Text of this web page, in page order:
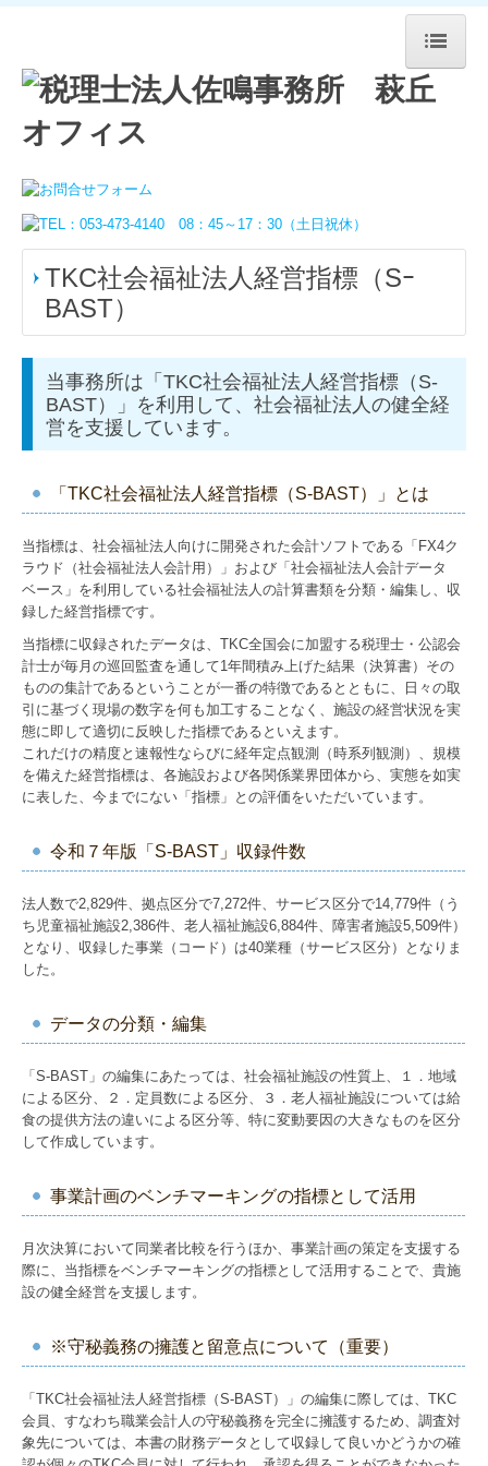
ホーム
事務所案内
メッセージ
経営コンサル
創業支援
事業承継
TKCシステムのご紹介
お問合せ
TKC社会福祉法人経営指標（Sｰ
BAST）
当事務所は「TKC社会福祉法人経営指標（S-
BAST）」を利用して、社会福祉法人の健全経
営を支援しています。
「TKC社会福祉法人経営指標（S-BAST）」とは
当指標は、社会福祉法人向けに開発された会計ソフトである「FX4ク
ラウド（社会福祉法人会計用）」および「社会福祉法人会計データ
ベース」を利用している社会福祉法人の計算書類を分類・編集し、収
録した経営指標です。
当指標に収録されたデータは、TKC全国会に加盟する税理士・公認会
計士が毎月の巡回監査を通して1年間積み上げた結果（決算書）その
ものの集計であるということが一番の特徴であるとともに、日々の取
引に基づく現場の数字を何も加工することなく、施設の経営状況を実
態に即して適切に反映した指標であるといえます。
これだけの精度と速報性ならびに経年定点観測（時系列観測）、規模
を備えた経営指標は、各施設および各関係業界団体から、実態を如実
に表した、今までにない「指標」との評価をいただいています。
令和７年版「S-BAST」収録件数
法人数で2,829件、拠点区分で7,272件、サービス区分で14,779件（う
ち児童福祉施設2,386件、老人福祉施設6,884件、障害者施設5,509件）
となり、収録した事業（コード）は40業種（サービス区分）となりま
した。
データの分類・編集
「S-BAST」の編集にあたっては、社会福祉施設の性質上、１．地域
による区分、２．定員数による区分、３．老人福祉施設については給
食の提供方法の違いによる区分等、特に変動要因の大きなものを区分
して作成しています。
事業計画のベンチマーキングの指標として活用
月次決算において同業者比較を行うほか、事業計画の策定を支援する
際に、当指標をベンチマーキングの指標として活用することで、貴施
設の健全経営を支援します。
※守秘義務の擁護と留意点について（重要）
「TKC社会福祉法人経営指標（S-BAST）」の編集に際しては、TKC
会員、すなわち職業会計人の守秘義務を完全に擁護するため、調査対
象先については、本書の財務データとして収録して良いかどうかの確